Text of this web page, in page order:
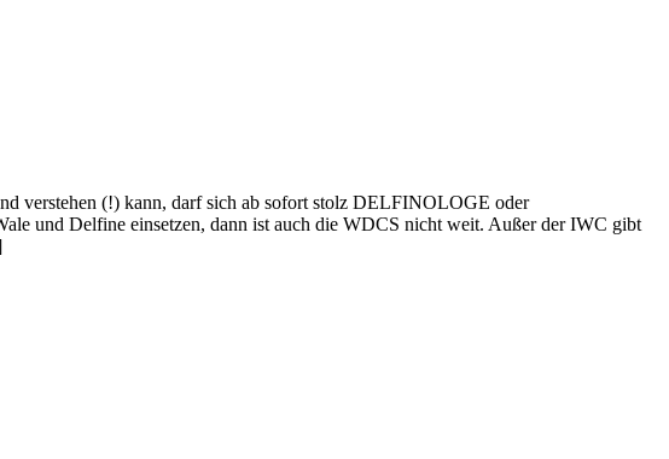
verstehen (!) kann, darf sich ab sofort stolz DELFINOLOGE oder
und Delfine einsetzen, dann ist auch die WDCS nicht weit. Außer der IWC gibt